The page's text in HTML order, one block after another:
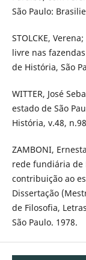
São Paulo:
STOLCKE,
livre nas
de História, São
WITTER, José
estado de São
História, v.48,
ZAMBONI,
rede fundiária de
contribuição ao
Dissertação
de Filosofia,
São Paulo. 1978.